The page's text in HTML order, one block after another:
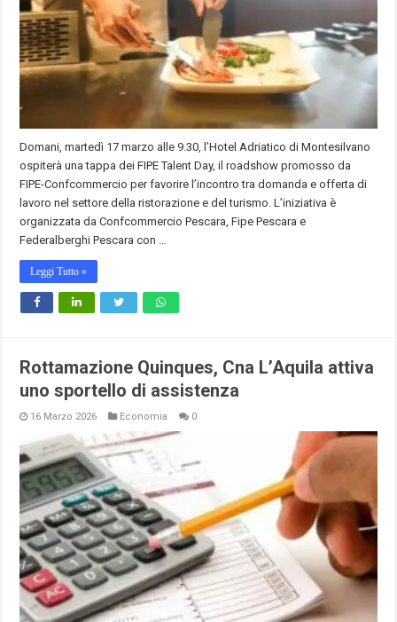
Domani, martedì 17 marzo alle 9.30, l’Hotel Adriatico di Montesilvano
ospiterà una tappa dei FIPE Talent Day, il roadshow promosso da
FIPE-Confcommercio per favorire l’incontro tra domanda e offerta di
lavoro nel settore della ristorazione e del turismo. L’iniziativa è
organizzata da Confcommercio Pescara, Fipe Pescara e
Federalberghi Pescara con …
Leggi Tutto »
Rottamazione Quinques, Cna L’Aquila attiva
uno sportello di assistenza
16 Marzo 2026 Economia 0